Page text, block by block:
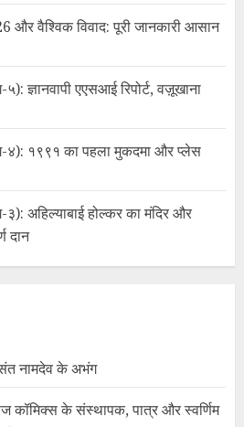
वैश्विक विवाद: पूरी जानकारी आसान
ज्ञानवापी एएसआई रिपोर्ट, वज़ूखाना
४): १९९१ का पहला मुकदमा और प्लेस
३): अहिल्याबाई होल्कर का मंदिर और
दान
नामदेव के अभंग
कॉमिक्स के संस्थापक, पात्र और स्वर्णिम